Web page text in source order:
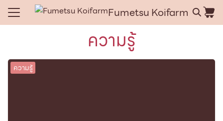
Skip
Fumetsu Koifarm
Search
ความรู้
ความรู้